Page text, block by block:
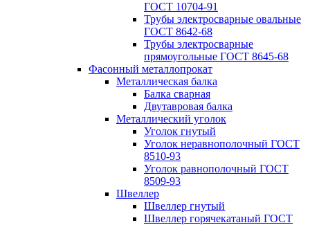
ГОСТ 10704-91
Трубы электросварные овальные
ГОСТ 8642-68
Трубы электросварные
прямоугольные ГОСТ 8645-68
Фасонный металлопрокат
Металлическая балка
Балка сварная
Двутавровая балка
Металлический уголок
Уголок гнутый
Уголок неравнополочный ГОСТ
8510-93
Уголок равнополочный ГОСТ
8509-93
Швеллер
Швеллер гнутый
Швеллер горячекатаный ГОСТ